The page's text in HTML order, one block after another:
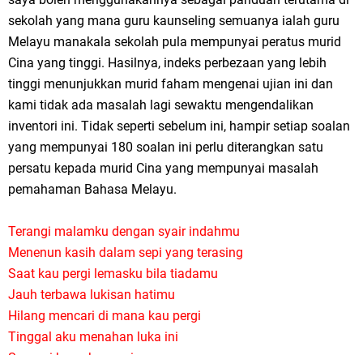
sekolah yang mana guru kaunseling semuanya ialah guru
Melayu manakala sekolah pula mempunyai peratus murid
Cina yang tinggi. Hasilnya, indeks perbezaan yang lebih
tinggi menunjukkan murid faham mengenai ujian ini dan
kami tidak ada masalah lagi sewaktu mengendalikan
inventori ini. Tidak seperti sebelum ini, hampir setiap soalan
yang mempunyai 180 soalan ini perlu diterangkan satu
persatu kepada murid Cina yang mempunyai masalah
pemahaman Bahasa Melayu.
Terangi malamku dengan syair indahmu
Menenun kasih dalam sepi yang terasing
Saat kau pergi lemasku bila tiadamu
Jauh terbawa lukisan hatimu
Hilang mencari di mana kau pergi
Tinggal aku menahan luka ini